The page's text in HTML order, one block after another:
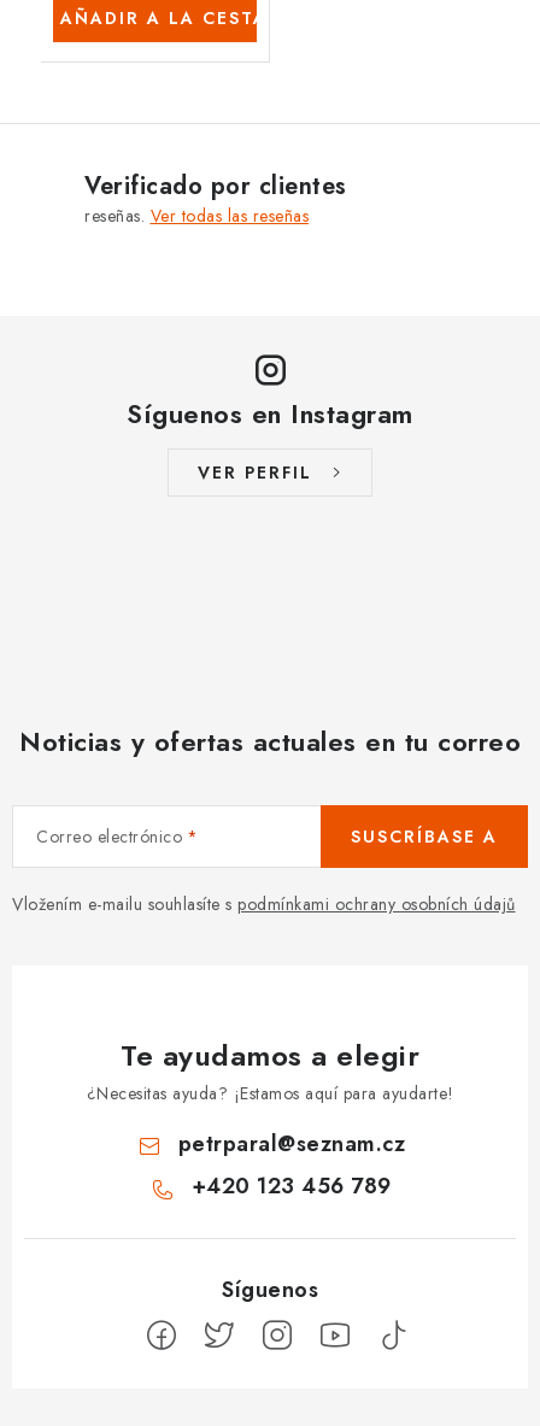
AÑADIR A LA CESTA
Verificado por clientes
reseñas. Ver todas las reseñas
Síguenos en Instagram
VER PERFIL
Noticias y ofertas actuales en tu correo
Correo electrónico
Vložením e-mailu souhlasíte s podmínkami ochrany osobních údajů
SUSCRÍBASE A
Te ayudamos a elegir
¿Necesitas ayuda? ¡Estamos aquí para ayudarte!
petrparal@seznam.cz
+420 123 456 789